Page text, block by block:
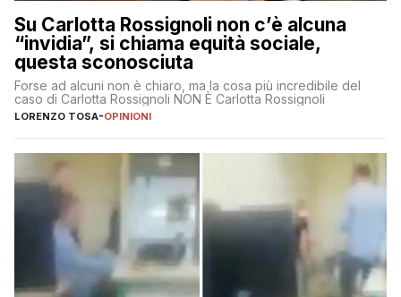
Su Carlotta Rossignoli non c’è alcuna
“invidia”, si chiama equità sociale,
questa sconosciuta
Forse ad alcuni non è chiaro, ma la cosa più incredibile del
caso di Carlotta Rossignoli NON È Carlotta Rossignoli
LORENZO TOSA-OPINIONI